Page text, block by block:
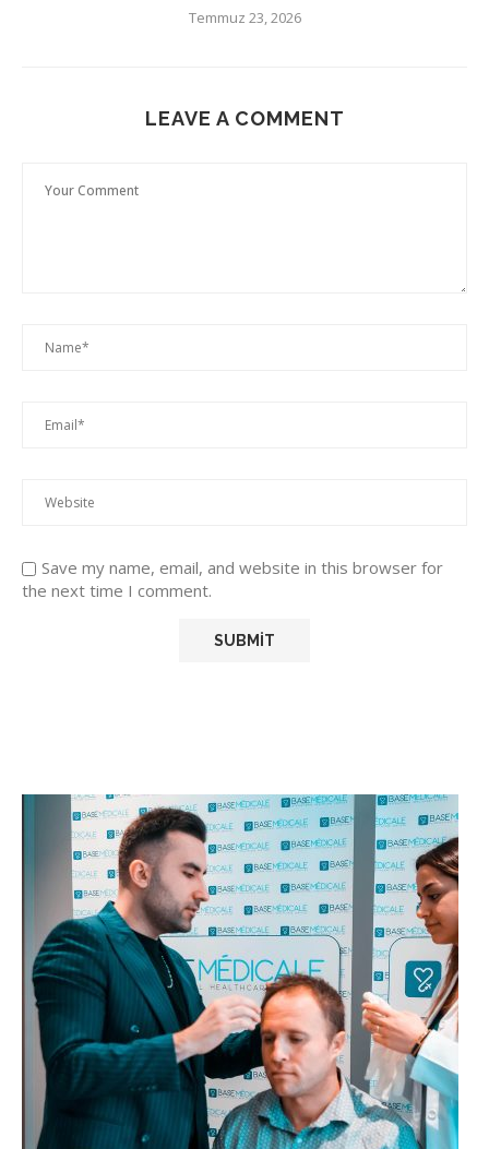
Temmuz 23, 2026
LEAVE A COMMENT
Save my name, email, and website in this browser for
the next time I comment.